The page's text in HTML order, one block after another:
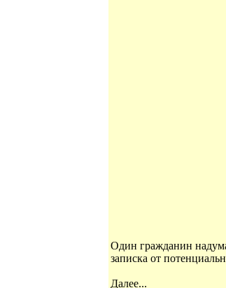
Один гражданин
записка от
Далее...